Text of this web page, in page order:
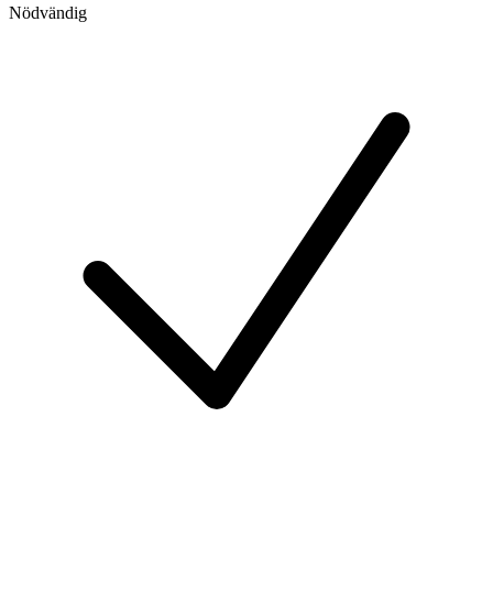
Nödvändig